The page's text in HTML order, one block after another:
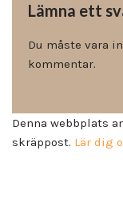
Lämna ett
Du måste vara
kommentar.
Denna webbplats
skräppost. Lär dig